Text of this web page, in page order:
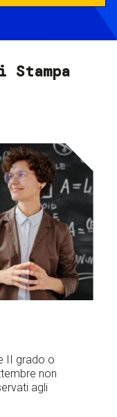
Stampa
II grado o
non
agli